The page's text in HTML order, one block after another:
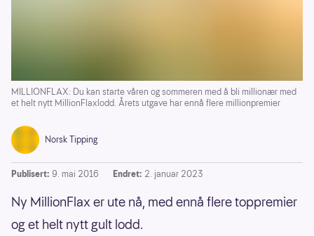
MILLIONFLAX: Du kan starte våren og sommeren med å bli millionær med
et helt nytt MillionFlaxlodd. Årets utgave har ennå flere millionpremier
Norsk Tipping
Publisert: 9. mai 2016 Endret: 2. januar 2023
Ny MillionFlax er ute nå, med ennå flere toppremier
og et helt nytt gult lodd.